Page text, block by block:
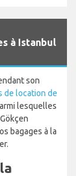
à Istanbul
son
de location de
lesquelles
bagages à la